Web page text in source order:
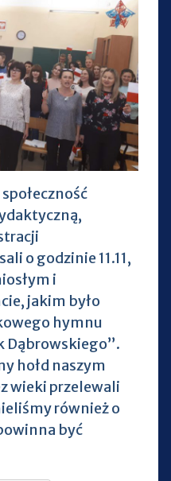
o godzinie 11.11,
i
jakim było
hymnu
Dąbrowskiego”.
hołd naszym
wieki przelewali
również o
być